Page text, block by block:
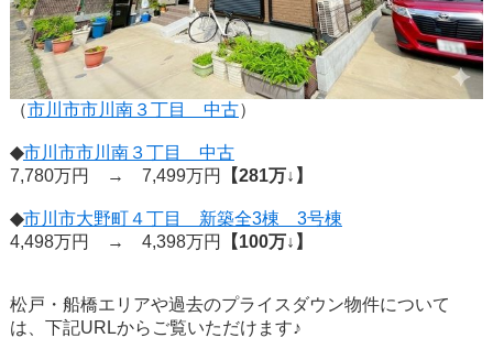
（市川市市川南３丁目 中古）
◆市川市市川南３丁目 中古
7,780万円 → 7,499万円
【281万↓】
◆市川市大野町４丁目 新築全3棟 3号棟
4,498万円 → 4,398万円
【100万↓】
松戸・船橋エリアや過去のプライスダウン物件について
は、下記URLからご覧いただけます♪